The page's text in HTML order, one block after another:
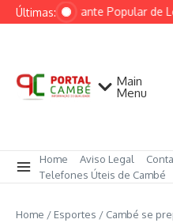
Ir para o conteúdo
Últimas:Restaurante Popular de
Main
Menu
Home Aviso Legal
Telefones Úteis de Cambé
Home / Esportes / Cambé se